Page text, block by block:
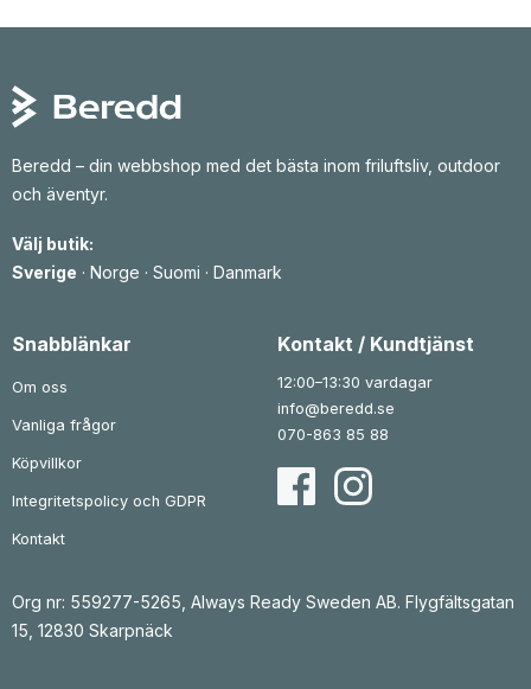
Beredd – din webbshop med det bästa inom friluftsliv, outdoor
och äventyr.
Välj butik:
Sverige · Norge · Suomi · Danmark
Snabblänkar
Om oss
Vanliga frågor
Köpvillkor
Integritetspolicy och GDPR
Kontakt
Kontakt / Kundtjänst
12:00–13:30 vardagar
info@beredd.se
070-863 85 88
Org nr: 559277-5265, Always Ready Sweden AB. Flygfältsgatan
15, 12830 Skarpnäck